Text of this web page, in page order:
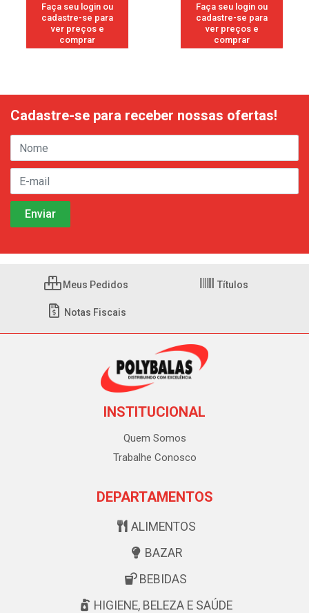
Faça seu login ou
cadastre-se para
ver preços e
comprar
Faça seu login ou
cadastre-se para
ver preços e
comprar
Cadastre-se para receber nossas ofertas!
Meus Pedidos Títulos
Notas Fiscais
INSTITUCIONAL
Quem Somos
Trabalhe Conosco
DEPARTAMENTOS
ALIMENTOS
BAZAR
BEBIDAS
HIGIENE, BELEZA E SAÚDE